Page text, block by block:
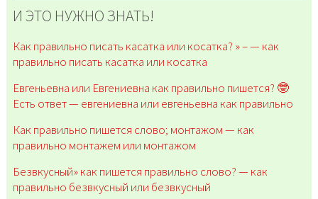
И ЭТО НУЖНО ЗНАТЬ!
Как правильно писать касатка или косатка? » – — как
правильно писать касатка или косатка
Евгеньевна или Евгениевна как правильно пишется? 🤓
Есть ответ — евгениевна или евгеньевна как правильно
Как правильно пишется слово; монтажом — как
правильно монтажем или монтажом
Безвкусный» как пишется правильно слово? — как
правильно безвкусный или безвкусный